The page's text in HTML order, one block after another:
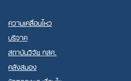
ความเคลื่อนไหว
บริจาค
สถาบันวิจัย กสศ.
คลังสมอง